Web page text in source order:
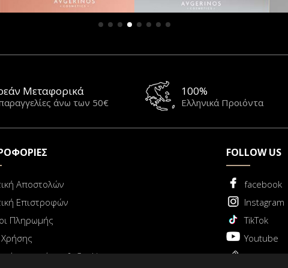
Μεταφορικά
άνω των 50€
100%
Ελληνικά Προιόντα
Αποστολών
Επιστροφών
Πληρωμής
απορρήτου & Cookies
FOLLOW US
facebook
Instagram
TikTok
Youtube
Blog